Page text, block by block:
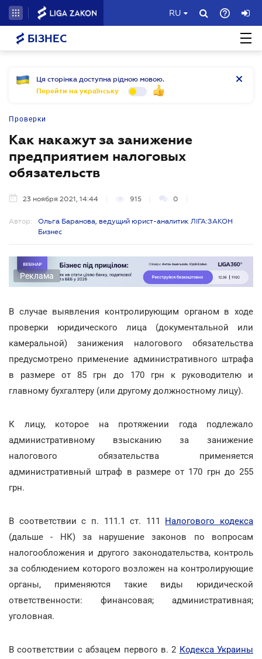
RU
БІЗНЕС
Ця сторінка доступна рідною мовою.
Перейти на українську
Проверки
Как накажут за занижение
предприятием налоговых
обязательств
23 ноября 2021, 14:44 915 0
Автор:
Ольга Баранова, ведущий юрист-аналитик ЛІГА:ЗАКОН
Бизнес
Реклама
В случае выявления контролирующим органом в ходе
проверки юридического лица (документальной или
камеральной) занижения налогового обязательства
предусмотрено применение административного штрафа
в размере от 85 грн до 170 грн к руководителю и
главному бухгалтеру (или другому должностному лицу).
К лицу, которое на протяжении года подлежало
административному взысканию за занижение
налогового обязательства применяется
административный штраф в размере от 170 грн до 255
грн.
В соответствии с п. 111.1 ст. 111 Налогового кодекса
(дальше - НК) за нарушение законов по вопросам
налогообложения и другого законодательства, контроль
за соблюдением которого возложен на контролирующие
органы, применяются такие виды юридической
ответственности: финансовая; административная;
уголовная.
В соответствии с абзацем первого в. 2 Кодекса Украины